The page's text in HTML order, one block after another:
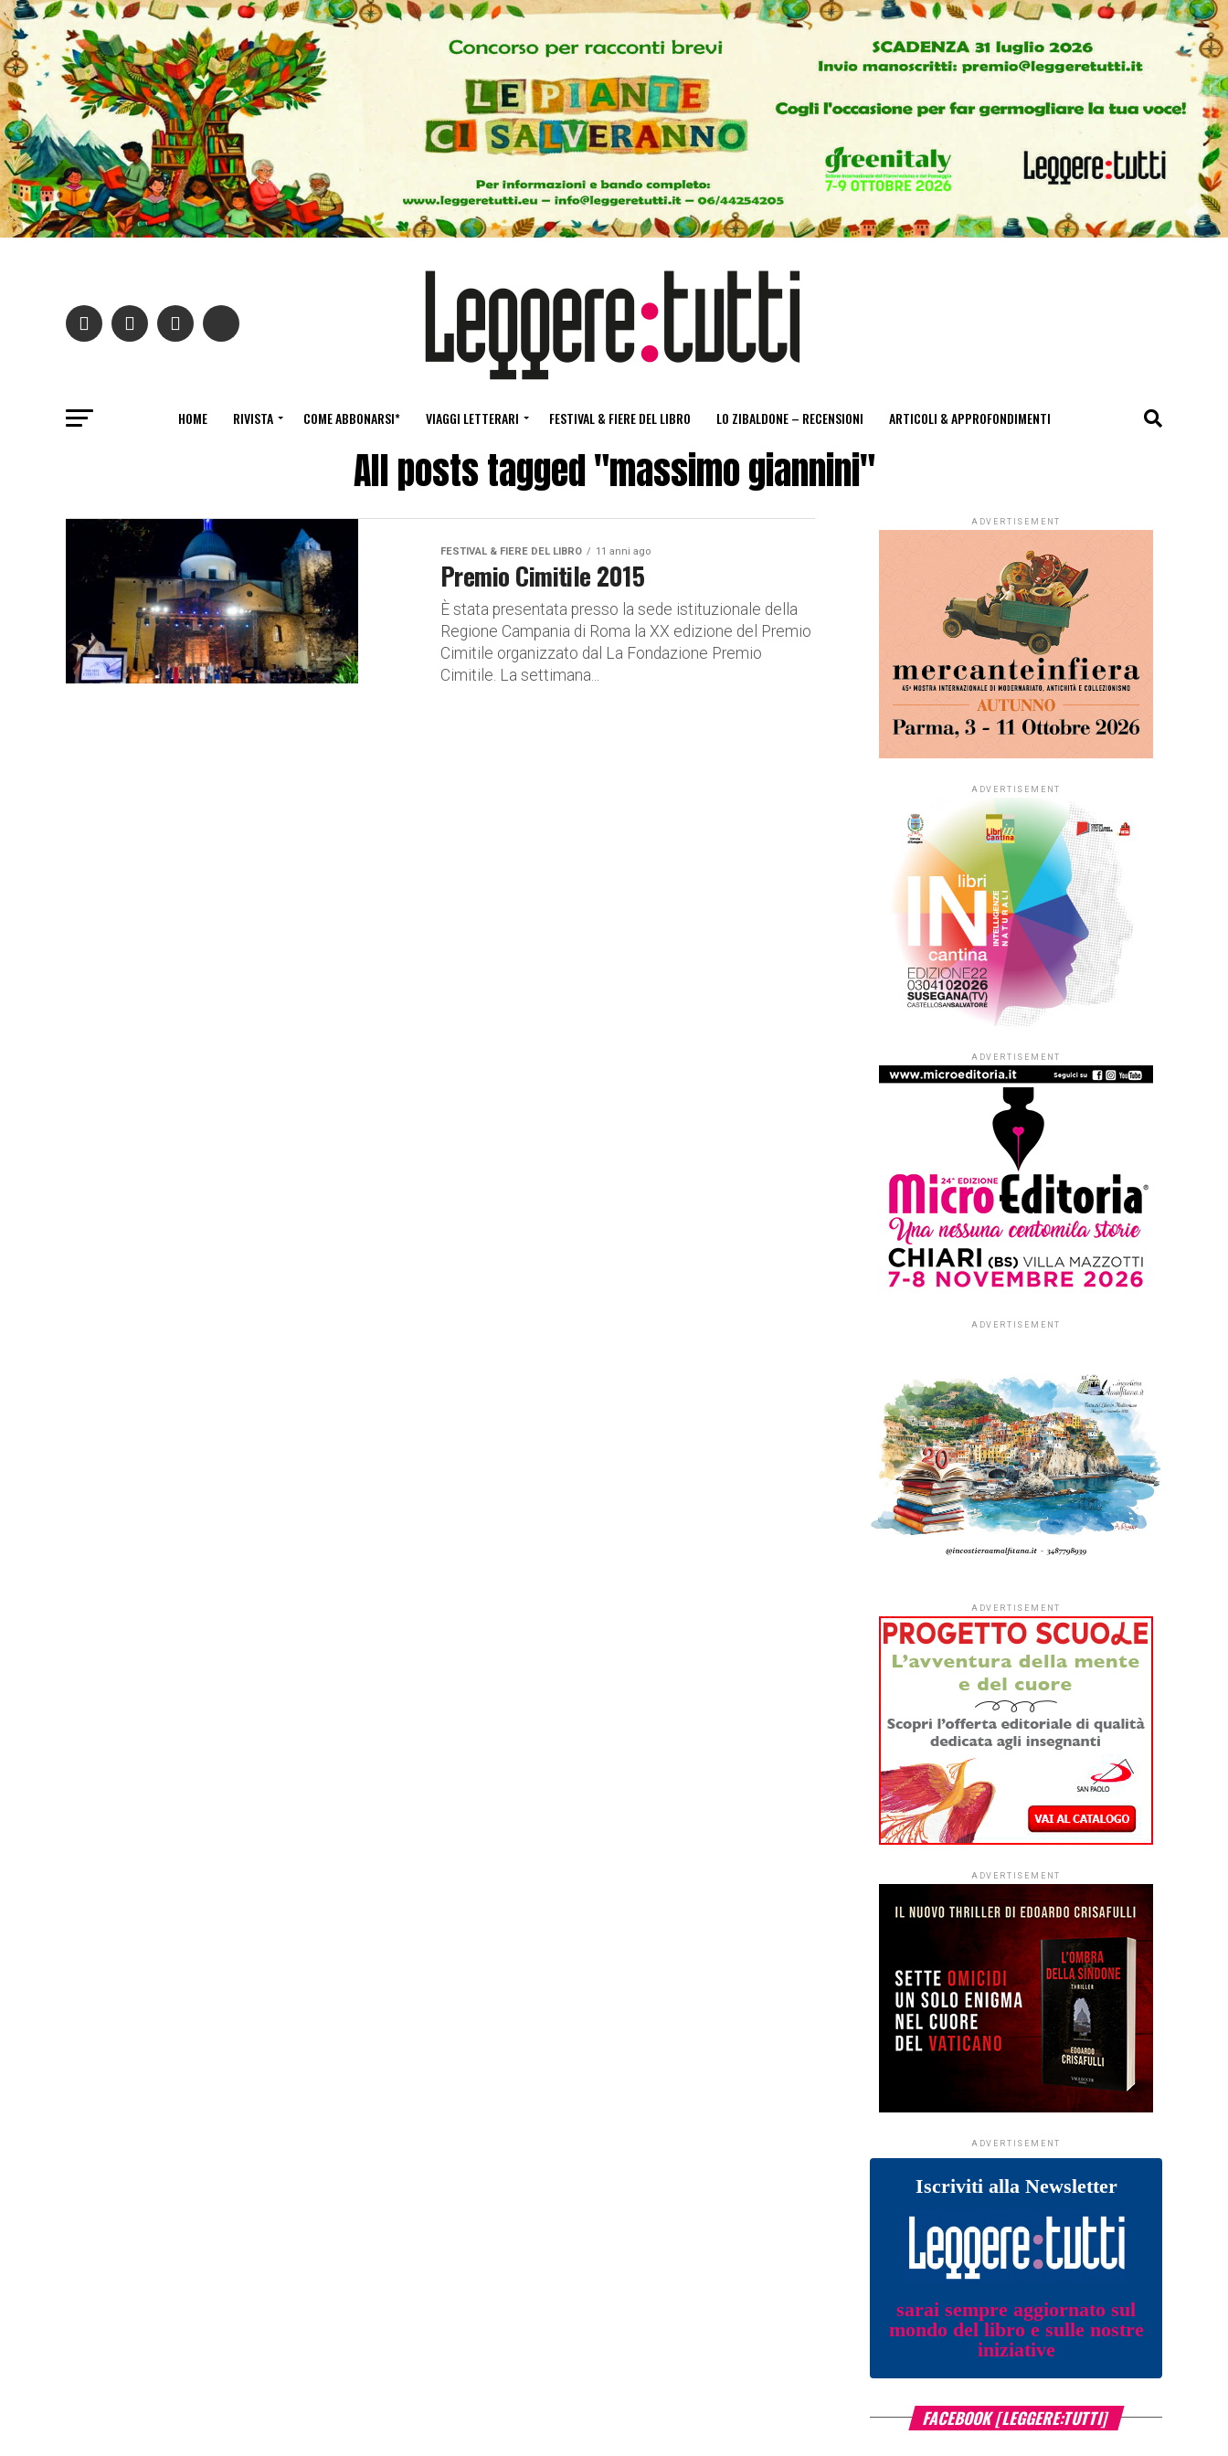
HOME RIVISTA COME ABBONARSI* VIAGGI LETTERARI FESTIVAL & FIERE DEL LIBRO LO ZIBALDONE – RECENSIONI ARTICOLI & APPROFONDIMENTI
All posts tagged "massimo giannini"
FESTIVAL & FIERE DEL LIBRO 11 anni ago
Premio Cimitile 2015
È stata presentata presso la sede istituzionale della
Regione Campania di Roma la XX edizione del Premio
Cimitile organizzato dal La Fondazione Premio
Cimitile. La settimana...
ADVERTISEMENT
ADVERTISEMENT
ADVERTISEMENT
ADVERTISEMENT
ADVERTISEMENT
ADVERTISEMENT
ADVERTISEMENT
Iscriviti alla Newsletter
sarai sempre aggiornato sul
mondo del libro e sulle nostre
iniziative
FACEBOOK [LEGGERE:TUTTI]